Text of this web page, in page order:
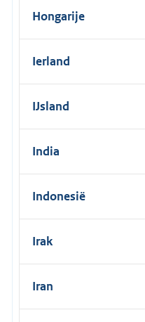
Hongarije
Ierland
IJsland
India
Indonesië
Irak
Iran